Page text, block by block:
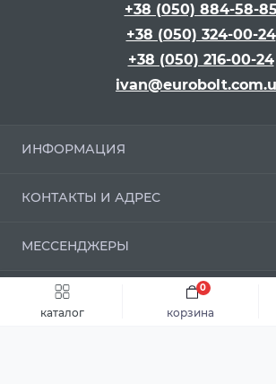
каталог корзина
0
+38 (050) 884-58-85
+38 (050) 324-00-24
+38 (050) 216-00-24
ИНФОРМАЦИЯ
Оплата и доставка
Угода користувача
Связаться с нами
КОНТАКТЫ И АДРЕС
ПН - ПТ з 09:00 до 18:00
МЕССЕНДЖЕРЫ
Telegram
Viber
Купить крепежные изделия по оптовым
шайбы - eurobolt.com.ua